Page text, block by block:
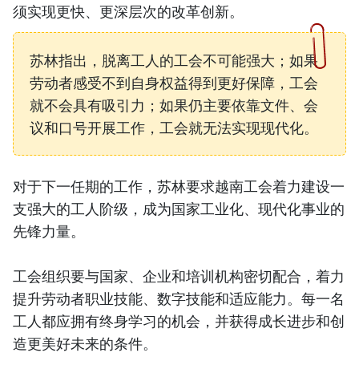
须实现更快、更深层次的改革创新。
苏林指出，脱离工人的工会不可能强大；如果
劳动者感受不到自身权益得到更好保障，工会
就不会具有吸引力；如果仍主要依靠文件、会
议和口号开展工作，工会就无法实现现代化。
对于下一任期的工作，苏林要求越南工会着力建设一
支强大的工人阶级，成为国家工业化、现代化事业的
先锋力量。
工会组织要与国家、企业和培训机构密切配合，着力
提升劳动者职业技能、数字技能和适应能力。每一名
工人都应拥有终身学习的机会，并获得成长进步和创
造更美好未来的条件。